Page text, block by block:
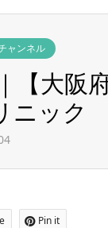
ャンネル
【大阪
ニック
Pin it